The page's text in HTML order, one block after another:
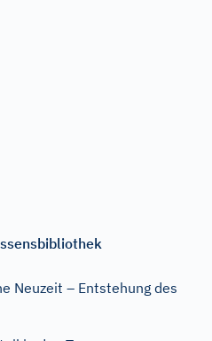
Neuzeit – Entstehung des